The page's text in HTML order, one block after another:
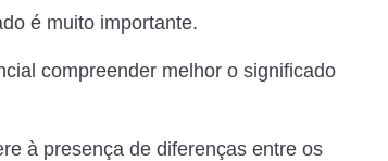
é muito importante.
compreender melhor o significado
à presença de diferenças entre os